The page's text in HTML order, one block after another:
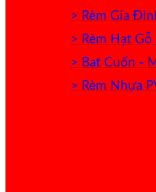
> Rèm Gia
> Rèm Hạt
> Bạt Cuốn -
> Rèm Nhựa